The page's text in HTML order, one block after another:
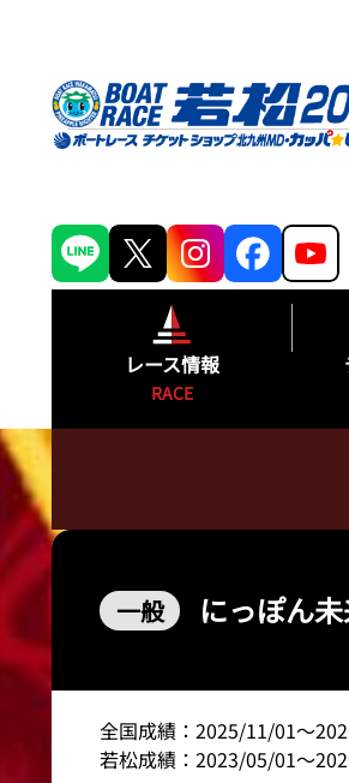
レース情報
RACE
出場予定選手一覧
レース結果
一般 にっぽん
全国成績：2025/11/01～
若松成績：2023/05/01～